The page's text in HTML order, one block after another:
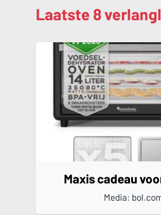
Laatste 8
Maxis cadeau
Media: